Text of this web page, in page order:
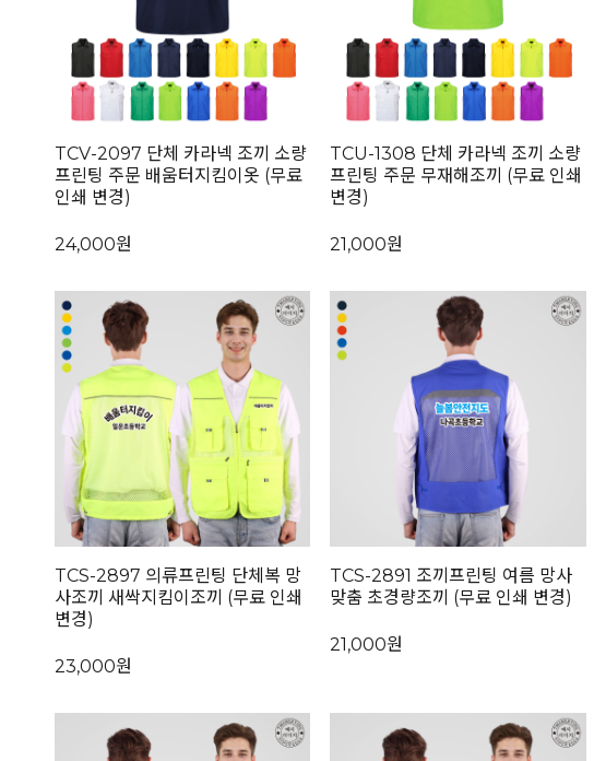
TCV-2097 단체 카라넥 조끼 소량
프린팅 주문 배움터지킴이옷 (무료
인쇄 변경)
24,000원
TCU-1308 단체 카라넥 조끼 소량
프린팅 주문 무재해조끼 (무료 인쇄
변경)
21,000원
TCS-2897 의류프린팅 단체복 망
사조끼 새싹지킴이조끼 (무료 인쇄
변경)
23,000원
TCS-2891 조끼프린팅 여름 망사
맞춤 초경량조끼 (무료 인쇄 변경)
21,000원